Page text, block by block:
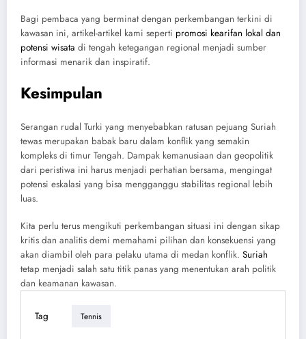
Bagi pembaca yang berminat dengan perkembangan terkini di
kawasan ini, artikel-artikel kami seperti promosi kearifan lokal dan
potensi wisata di tengah ketegangan regional menjadi sumber
informasi menarik dan inspiratif.
Kesimpulan
Serangan rudal Turki yang menyebabkan ratusan pejuang Suriah
tewas merupakan babak baru dalam konflik yang semakin
kompleks di timur Tengah. Dampak kemanusiaan dan geopolitik
dari peristiwa ini harus menjadi perhatian bersama, mengingat
potensi eskalasi yang bisa mengganggu stabilitas regional lebih
luas.
Kita perlu terus mengikuti perkembangan situasi ini dengan sikap
kritis dan analitis demi memahami pilihan dan konsekuensi yang
akan diambil oleh para pelaku utama di medan konflik. Suriah
tetap menjadi salah satu titik panas yang menentukan arah politik
dan keamanan kawasan.
Tag Tennis